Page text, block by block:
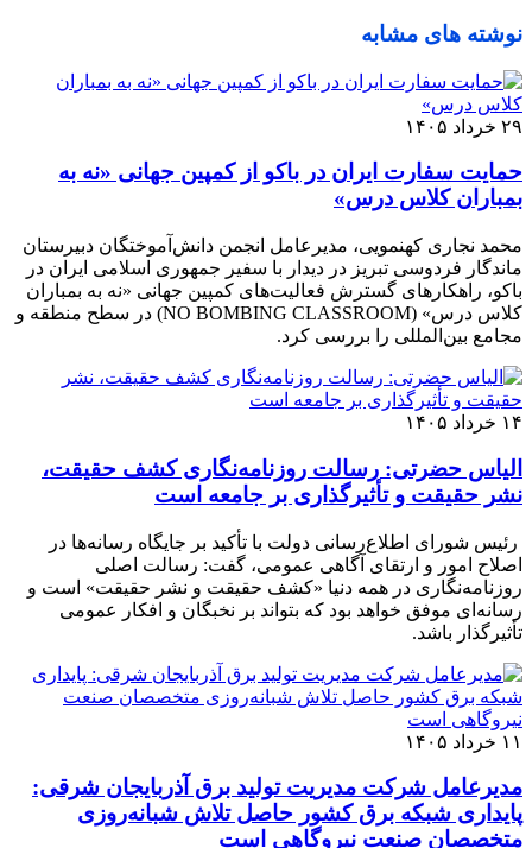
نوشته های مشابه
۲۹ خرداد ۱۴۰۵
حمایت سفارت ایران در باکو از کمپین جهانی «نه به
بمباران کلاس درس»
محمد نجاری کهنمویی، مدیرعامل انجمن دانش‌آموختگان دبیرستان
ماندگار فردوسی تبریز در دیدار با سفیر جمهوری اسلامی ایران در
باکو، راهکارهای گسترش فعالیت‌های کمپین جهانی «نه به بمباران
کلاس درس» (NO BOMBING CLASSROOM) در سطح منطقه و
مجامع بین‌المللی را بررسی کرد.
۱۴ خرداد ۱۴۰۵
الیاس حضرتی: رسالت روزنامه‌نگاری کشف حقیقت،
نشر حقیقت و تأثیرگذاری بر جامعه است
رئیس شورای اطلاع‌رسانی دولت با تأکید بر جایگاه رسانه‌ها در
اصلاح امور و ارتقای آگاهی عمومی، گفت: رسالت اصلی
روزنامه‌نگاری در همه دنیا «کشف حقیقت و نشر حقیقت» است و
رسانه‌ای موفق خواهد بود که بتواند بر نخبگان و افکار عمومی
تأثیرگذار باشد.
۱۱ خرداد ۱۴۰۵
مدیرعامل شرکت مدیریت تولید برق آذربایجان شرقی:
پایداری شبکه برق کشور حاصل تلاش شبانه‌روزی
متخصصان صنعت نیروگاهی است